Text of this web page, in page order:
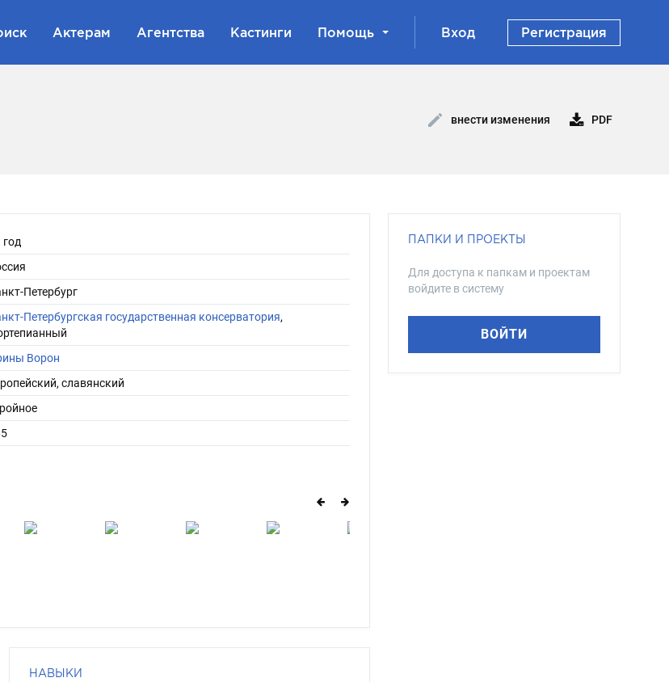
Актерам Агентства Кастинги Помощь Вход Регистрация
внести изменения PDF
год
Петербург
Петербургская государственная консерватория,
Ворон
славянский
НАВЫКИ
ПАПКИ И ПРОЕКТЫ
Для доступа к папкам и проектам
войдите в систему
ВОЙТИ